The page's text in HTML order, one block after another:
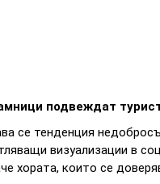
подвеждат
се тенденция
визуализации в
хората, които се